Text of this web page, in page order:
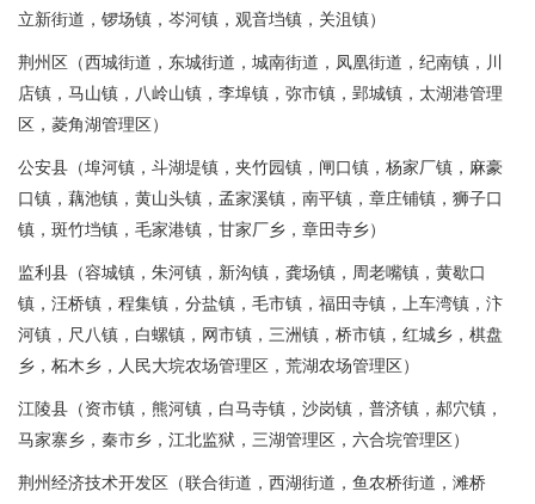
立新街道，锣场镇，岑河镇，观音垱镇，关沮镇）
荆州区（西城街道，东城街道，城南街道，凤凰街道，纪南镇，川
店镇，马山镇，八岭山镇，李埠镇，弥市镇，郢城镇，太湖港管理
区，菱角湖管理区）
公安县（埠河镇，斗湖堤镇，夹竹园镇，闸口镇，杨家厂镇，麻豪
口镇，藕池镇，黄山头镇，孟家溪镇，南平镇，章庄铺镇，狮子口
镇，斑竹垱镇，毛家港镇，甘家厂乡，章田寺乡）
监利县（容城镇，朱河镇，新沟镇，龚场镇，周老嘴镇，黄歇口
镇，汪桥镇，程集镇，分盐镇，毛市镇，福田寺镇，上车湾镇，汴
河镇，尺八镇，白螺镇，网市镇，三洲镇，桥市镇，红城乡，棋盘
乡，柘木乡，人民大垸农场管理区，荒湖农场管理区）
江陵县（资市镇，熊河镇，白马寺镇，沙岗镇，普济镇，郝穴镇，
马家寨乡，秦市乡，江北监狱，三湖管理区，六合垸管理区）
荆州经济技术开发区（联合街道，西湖街道，鱼农桥街道，滩桥